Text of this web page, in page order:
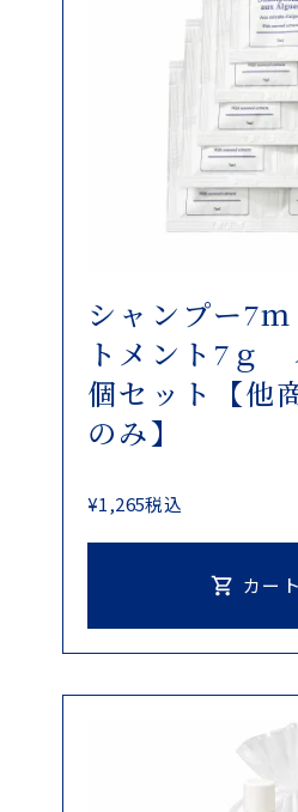
シャンプー7
トメント7ｇ
個セット【他
のみ】
¥1,265税込
カー